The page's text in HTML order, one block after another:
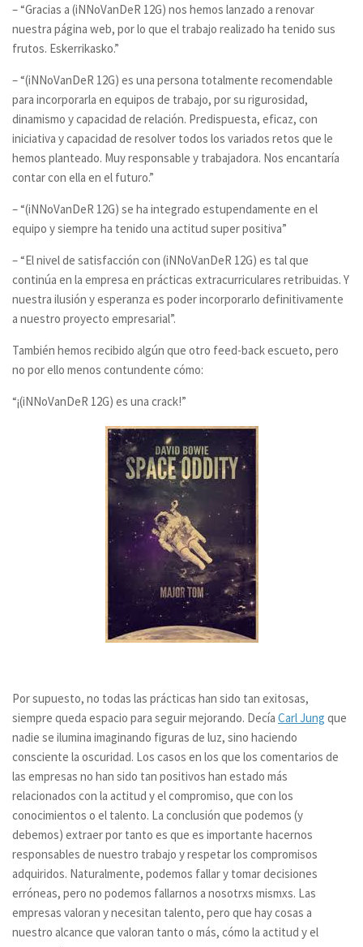
– “Gracias a (iNNoVanDeR 12G) nos hemos lanzado a renovar
nuestra página web, por lo que el trabajo realizado ha tenido sus
frutos. Eskerrikasko.”
– “(iNNoVanDeR 12G) es una persona totalmente recomendable
para incorporarla en equipos de trabajo, por su rigurosidad,
dinamismo y capacidad de relación. Predispuesta, eficaz, con
iniciativa y capacidad de resolver todos los variados retos que le
hemos planteado. Muy responsable y trabajadora. Nos encantaría
contar con ella en el futuro.”
– “(iNNoVanDeR 12G) se ha integrado estupendamente en el
equipo y siempre ha tenido una actitud super positiva”
– “El nivel de satisfacción con (iNNoVanDeR 12G) es tal que
continúa en la empresa en prácticas extracurriculares retribuidas. Y
nuestra ilusión y esperanza es poder incorporarlo definitivamente
a nuestro proyecto empresarial”.
También hemos recibido algún que otro feed-backescueto, pero
no por ello menos contundente cómo:
“¡(iNNoVanDeR 12G) es una crack!”
Por supuesto, no todas las prácticas han sido tan exitosas,
siempre queda espacio para seguir mejorando. Decía Carl Jung que
nadie se ilumina imaginando figuras de luz, sino haciendo
consciente la oscuridad. Los casos en los que los comentarios de
las empresas no han sido tan positivos han estado más
relacionados con la actitud y el compromiso, que con los
conocimientos o el talento. La conclusión que podemos (y
debemos) extraer por tanto es que es importante hacernos
responsables de nuestro trabajo y respetar los compromisos
adquiridos. Naturalmente, podemos fallar y tomar decisiones
erróneas, pero no podemos fallarnos a nosotrxs mismxs. Las
empresas valoran y necesitan talento, pero que hay cosas a
nuestro alcance que valoran tanto o más, cómo la actitud y el